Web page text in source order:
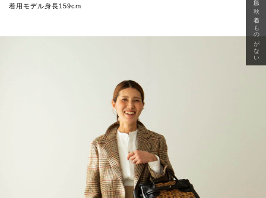
着用モデル身長159cm 急に秋、着るものがない